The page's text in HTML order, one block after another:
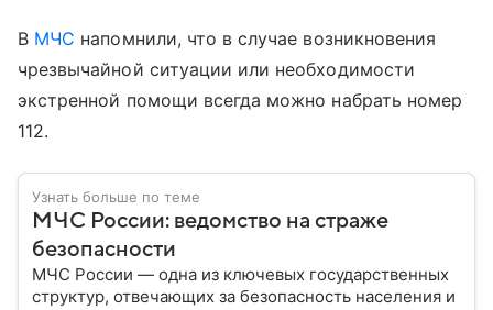
В МЧС напомнили, что в случае возникновения
чрезвычайной ситуации или необходимости
экстренной помощи всегда можно набрать номер
112.
Узнать больше по теме
МЧС России: ведомство на страже
безопасности
МЧС России — одна из ключевых государственных
структур, отвечающих за безопасность населения и